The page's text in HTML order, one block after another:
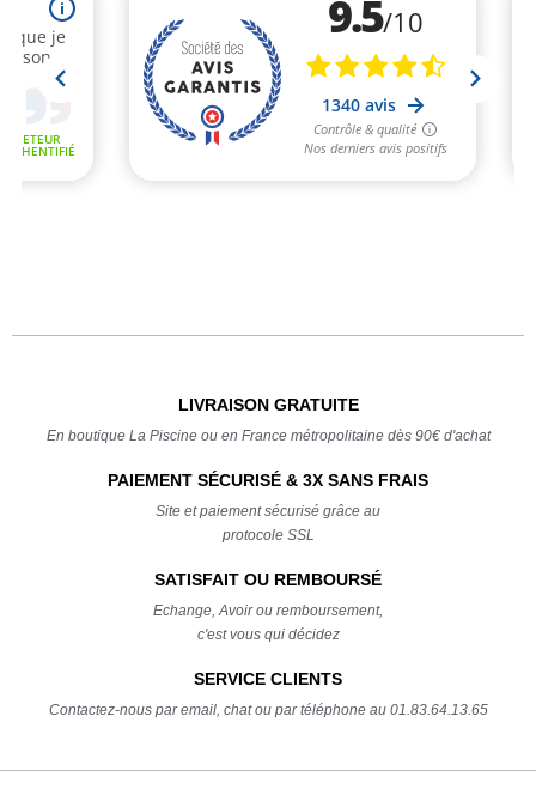
LIVRAISON GRATUITE
En boutique La Piscine ou en France métropolitaine dès 90€ d'achat
PAIEMENT SÉCURISÉ & 3X SANS FRAIS
Site et paiement sécurisé grâce au
protocole SSL
SATISFAIT OU REMBOURSÉ
Echange, Avoir ou remboursement,
c'est vous qui décidez
SERVICE CLIENTS
Contactez-nous par email, chat ou par téléphone au 01.83.64.13.65